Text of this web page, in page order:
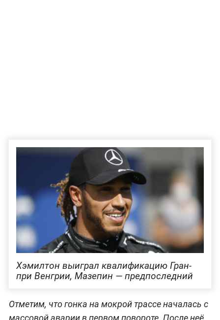
Хэмилтон выиграл квалификацию Гран-
при Венгрии, Мазепин — предпоследний
Отметим, что гонка на мокрой трассе началась с
массовой аварии в первом повороте. После неё